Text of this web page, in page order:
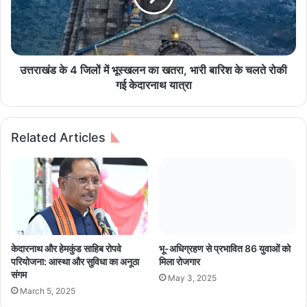
ब
चा
या
,
लौ
के
4
जि
लों
का
बा
रि
श
के
उत्तराखंड के 4 जिलों में भूस्खलन का खतरा, भारी बारिश के चलते रोकी
गई केदारनाथ यात्रा
Related Articles
केदारनाथ और हेमकुंड साहिब रोपवे
परियोजना: आस्था और सुविधा का अनूठा
संगम
March 5, 2025
भू-अधिग्रहण से प्रभावित 86 युवाओं को
मिला रोजगार
May 3, 2025